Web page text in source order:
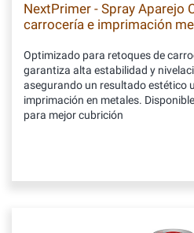
NextPrimer - Spray Aparejo
carrocería e imprimación
Optimizado para retoques de
garantiza alta estabilidad y
asegurando un resultado estético
imprimación en metales.
para mejor cubrición